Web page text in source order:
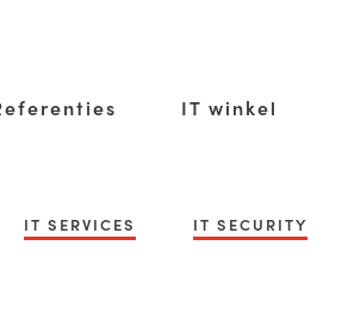
IT winkel
IT SERVICES IT SECURITY